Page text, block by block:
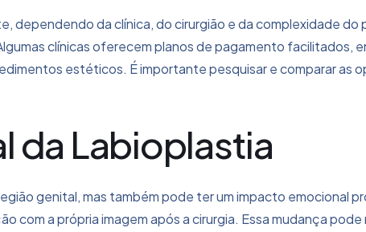
dependendo da clínica, do cirurgião e da complexidade
clínicas oferecem planos de pagamento facilitados,
estéticos. É importante pesquisar e comparar as
da Labioplastia
genital, mas também pode ter um impacto emocional
com a própria imagem após a cirurgia. Essa mudança